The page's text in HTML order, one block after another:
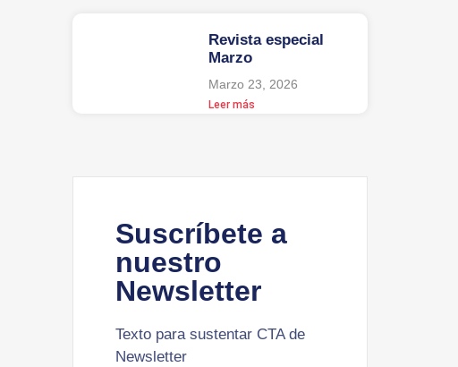
Revista especial
Marzo
Marzo 23, 2026
Leer más
Suscríbete a
nuestro
Newsletter
Texto para sustentar CTA de
Newsletter